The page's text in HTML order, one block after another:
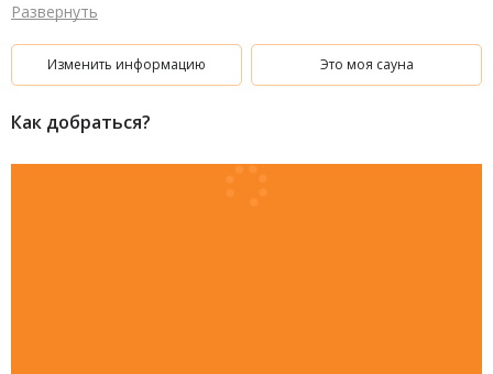
ценности и занятие спортом. У нас только предварительная
запись. Мы гарантируем Вам безопасность и комфорт. Мы не
работаем по ночам - мы отдыхаем для Вашего полноценного
отдыха. Мы не оказываем никаких 'дополнительных' услуг.
Развернуть
Изменить информацию Это моя сауна
Как добраться?